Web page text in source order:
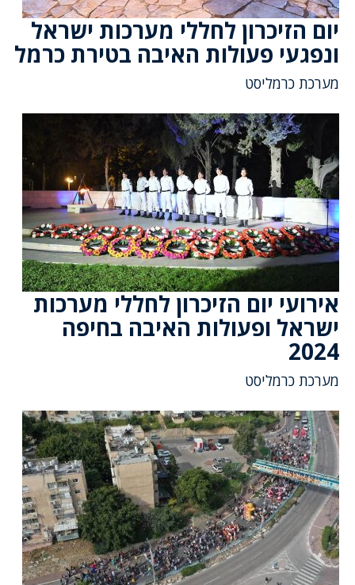
יום הזיכרון לחללי מערכות ישראל
ונפגעי פעולות האיבה בטירת כרמל
מערכת כרמליסט
אירועי יום הזיכרון לחללי מערכות
ישראל ופעולות האיבה בחיפה
2024
מערכת כרמליסט